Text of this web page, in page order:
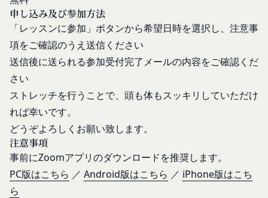
申し込み及び参加方法
「レッスンに参加」ボタンから希望日時を選択し、注意事
項をご確認のうえ送信ください
送信後に送られる参加受付完了メールの内容をご確認くだ
さい
ストレッチを行うことで、頭も体もスッキリしていただけ
れば幸いです。
どうぞよろしくお願い致します。
注意事項
事前にZoomアプリのダウンロードを推奨します。
PC版はこちら ／ Android版はこちら ／ iPhone版はこち
ら
売却または合併
組織再編、合併または譲渡に際し、当社が取得した
個人情報の全部または一部を関係者に移転すること
があります。
当社は、業務を委託するため委託先にお客様情報を
提供または開示する場合、当該委託先に対し、適切
な取扱いおよび保護を行わせ、第三者への開示・提
供および当社の提供目的以外の目的での利用を行わ
ないよう適切に管理および監督します。
開示・訂正等
お客様がご自身の個人情報の内容を確認、訂正また
過去に当社との契約に違反した者またはその関
係者であると当社が判断した場合
反社会的勢力等（暴力団、暴力団員、右翼団
体、反社会的勢力、その他これに準ずるものを
供その他を通じて反社会的勢力等の維持、運営
もしくは経営に協力もしくは関与する等反社会
的勢力等との何らかの交流もしくは関係を行っ
ていると当社が判断した場合
その他会員登録が適当でないと当社が判断した
第5条（登録内容の変更）